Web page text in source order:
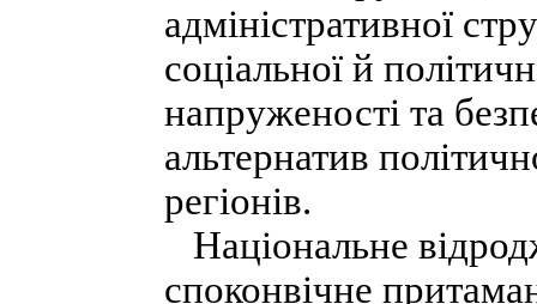
адміністративної
соціальної й
напруженості та
альтернатив
регіонів.
Національне
споконвічне